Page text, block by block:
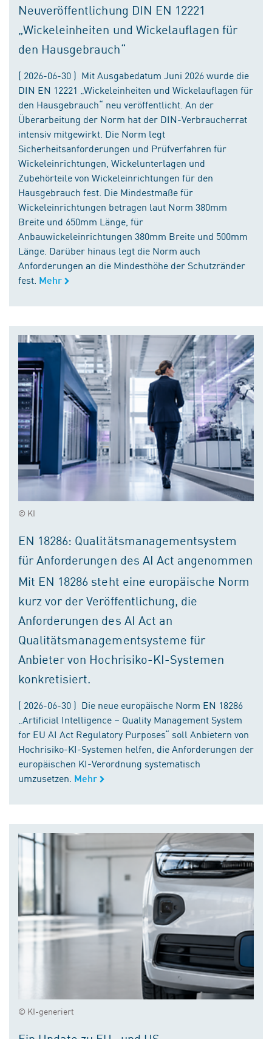
Neuveröffentlichung DIN EN 12221
„Wickeleinheiten und Wickelauflagen für
den Hausgebrauch“
( 2026-06-30 ) Mit Ausgabedatum Juni 2026 wurde die
DIN EN 12221 „Wickeleinheiten und Wickelauflagen für
den Hausgebrauch“ neu veröffentlicht. An der
Überarbeitung der Norm hat der DIN-Verbraucherrat
intensiv mitgewirkt. Die Norm legt
Sicherheitsanforderungen und Prüfverfahren für
Wickeleinrichtungen, Wickelunterlagen und
Zubehörteile von Wickeleinrichtungen für den
Hausgebrauch fest. Die Mindestmaße für
Wickeleinrichtungen betragen laut Norm 380mm
Breite und 650mm Länge, für
Anbauwickeleinrichtungen 380mm Breite und 500mm
Länge. Darüber hinaus legt die Norm auch
Anforderungen an die Mindesthöhe der Schutzränder
fest. Mehr
© KI
EN 18286: Qualitätsmanagementsystem
für Anforderungen des AI Act angenommen
Mit EN 18286 steht eine europäische Norm
kurz vor der Veröffentlichung, die
Anforderungen des AI Act an
Qualitätsmanagementsysteme für
Anbieter von Hochrisiko-KI-Systemen
konkretisiert.
( 2026-06-30 ) Die neue europäische Norm EN 18286
„Artificial Intelligence – Quality Management System
for EU AI Act Regulatory Purposes“ soll Anbietern von
Hochrisiko-KI-Systemen helfen, die Anforderungen der
europäischen KI-Verordnung systematisch
umzusetzen. Mehr
© KI-generiert